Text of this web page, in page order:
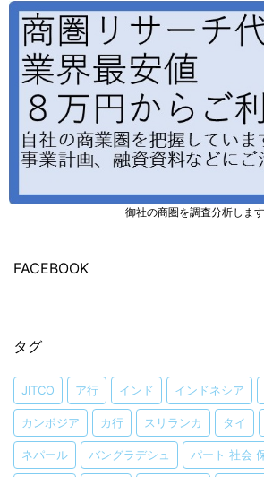
御社の商圏を調査分析します
FACEBOOK
タグ
JITCO ア行 インド インドネシア
カンボジア カ行 スリランカ タイ
ネパール バングラデシュ パート 社会